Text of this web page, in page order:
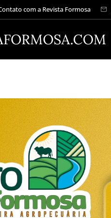
com a Revista Formosa